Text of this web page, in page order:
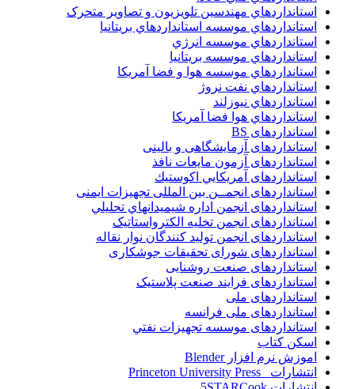
استانداردهاي مهندسين تلويزيون و تصاوير متحرک
استانداردهاي موسسه استانداردهاي بريتانيا
استانداردهاي موسسه انرژي
استانداردهاي موسسه بريتانيا
استانداردهاي موسسه هوا و فضا آمريکا
استانداردهاي نفت نروژ
استانداردهاي نيوزلند
استانداردهاي هوا فضا آمريکا
استانداردهای BS
استانداردهای آزمایشگاهی و بالینی
استانداردهای آزمون مایعات نافذ
استانداردهای آمريكايي اكوستيك
استانداردهای انجمــن بين المللى تجهيزات ايمنى
استانداردهای انجمن اداره شيميدانهاي تحليلي
استانداردهای انجمن تخليه الکترواستاتيک
استانداردهای انجمن توليد کنندگان نوار نقاله
استانداردهای شورای تحقیقات جوشکاری
استانداردهای صنعت روشنایی
استانداردهای فرايند صنعت پلاستيک
استانداردهای ملی
استانداردهای ملی فرانسه
استانداردهای موسسه تجهيزات نفتي
اسکن کتاب
اموزش نرم افزار Blender
انتشارات Princeton University Press